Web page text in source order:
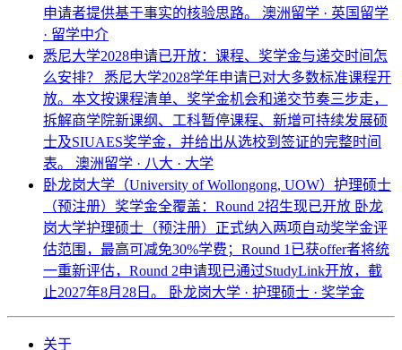
申请者提供基于事实的核验思路。 澳洲留学 · 英国留学
· 留学中介
悉尼大学2028申请已开放：课程、奖学金与递交时间怎
么安排？ 悉尼大学2028学年申请已对大多数标准课程开
放。本文按课程清单、奖学金机会和递交节奏三步走，
拆解商学院新课纲、工科暂停课程、新增可持续发展硕
士及SIUAES奖学金，并给出从选校到签证的完整时间
表。 澳洲留学 · 八大 · 大学
卧龙岗大学（University of Wollongong, UOW）护理硕士
（预注册）奖学金全覆盖：Round 2招生现已开放 卧龙
岗大学护理硕士（预注册）正式纳入两项自动奖学金评
估范围，最高可减免30%学费；Round 1已获offer者将统
一重新评估，Round 2申请现已通过StudyLink开放，截
止2027年8月28日。
卧龙岗大学 · 护理硕士 · 奖学金
关于